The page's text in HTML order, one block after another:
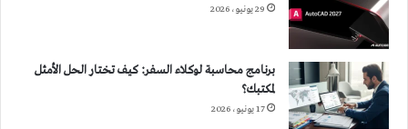
29 يونيو، 2026
برنامج محاسبة لوكلاء السفر: كيف تختار الحل الأمثل
لمكتبك؟
17 يونيو، 2026